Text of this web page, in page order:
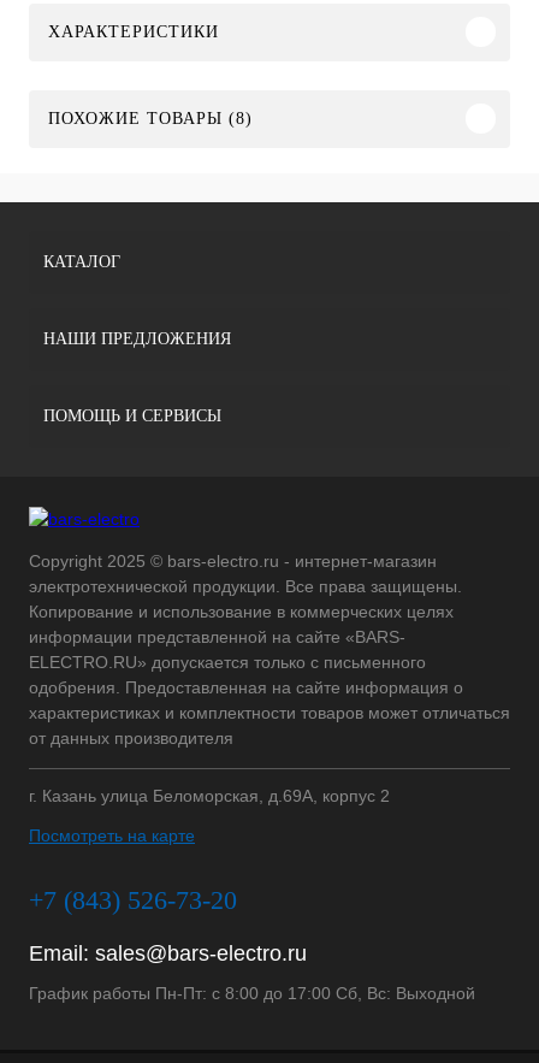
ХАРАКТЕРИСТИКИ
ПОХОЖИЕ ТОВАРЫ (8)
КАТАЛОГ
НАШИ ПРЕДЛОЖЕНИЯ
ПОМОЩЬ И СЕРВИСЫ
Copyright 2025 © bars-electro.ru - интернет-магазин
электротехнической продукции. Все права защищены.
Копирование и использование в коммерческих целях
информации представленной на сайте «BARS-
ELECTRO.RU» допускается только с письменного
одобрения. Предоставленная на сайте информация о
характеристиках и комплектности товаров может отличаться
от данных производителя
г. Казань улица Беломорская, д.69А, корпус 2
Посмотреть на карте
+7 (843) 526-73-20
Email: sales@bars-electro.ru
График работы Пн-Пт: с 8:00 до 17:00 Сб, Вс: Выходной